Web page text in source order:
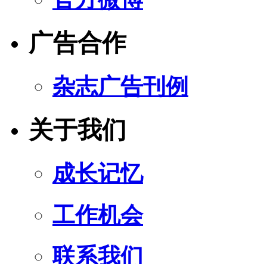
广告合作
杂志广告刊例
关于我们
成长记忆
工作机会
联系我们